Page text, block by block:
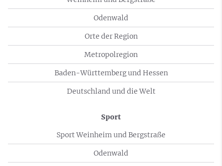
Odenwald
Orte der Region
Metropolregion
Baden-Württemberg und Hessen
Deutschland und die Welt
Sport
Sport Weinheim und Bergstraße
Odenwald